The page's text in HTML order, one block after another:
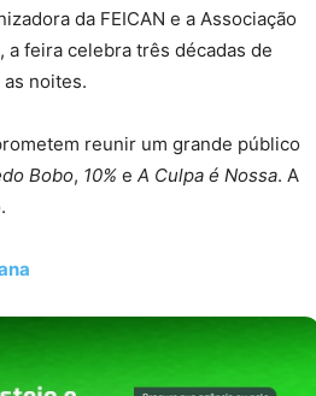
da FEICAN e a Associação
a feira celebra três décadas de
noites.
reunir um grande público
Bobo, 10% e A Culpa é Nossa. A